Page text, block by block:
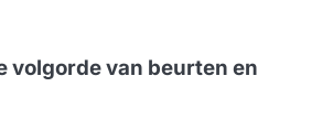
volgorde van beurten en